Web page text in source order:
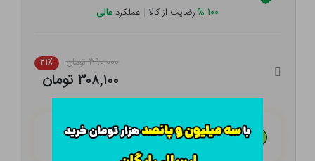
۱۰۰ %رضایت از کالا | عملکرد عالی
۳۹۰,۰۰۰ تومان ۲۱٪
۳۰۸,۱۰۰ تومان
هـر قسط با تــرب‌پــی:۷۷,۰۲۵ تومان